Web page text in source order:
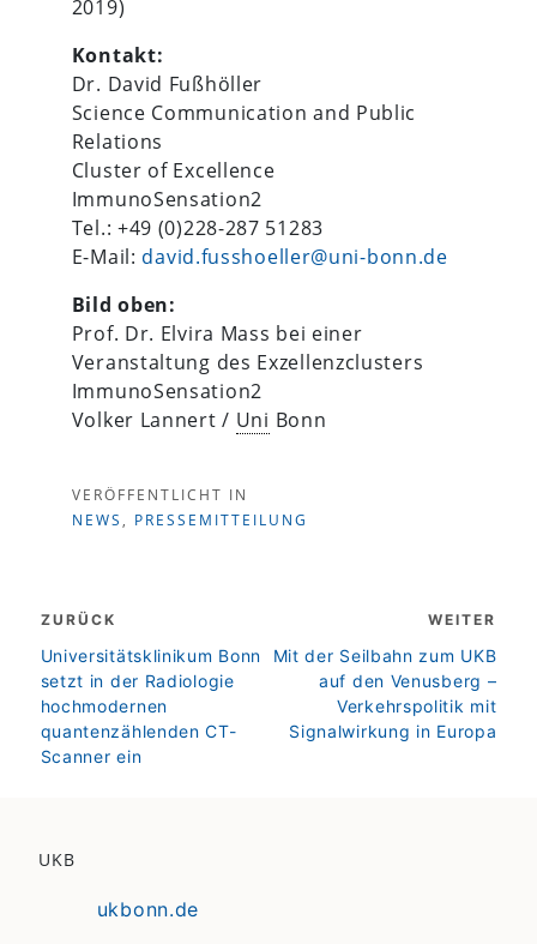
2019)
Kontakt:
Dr. David Fußhöller
Science Communication and Public
Relations
Cluster of Excellence
ImmunoSensation2
Tel.: +49 (0)228-287 51283
E-Mail: david.fusshoeller@uni-bonn.de
Bild oben:
Prof. Dr. Elvira Mass bei einer
Veranstaltung des Exzellenzclusters
ImmunoSensation2
Volker Lannert / Uni Bonn
VERÖFFENTLICHT IN
NEWS , PRESSEMITTEILUNG
ZURÜCK
zurück
Universitätsklinikum Bonn
setzt in der Radiologie
hochmodernen
quantenzählenden CT-
Scanner ein
WEITER
weiter
Mit der Seilbahn zum UKB
auf den Venusberg –
Verkehrspolitik mit
Signalwirkung in Europa
UKB
ukbonn.de